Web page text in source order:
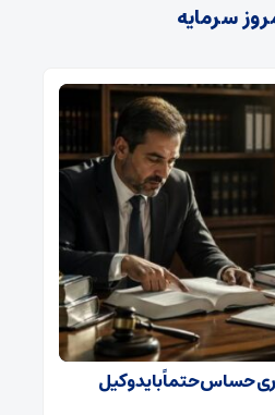
سرمایه
حساس حتماً باید وکیل